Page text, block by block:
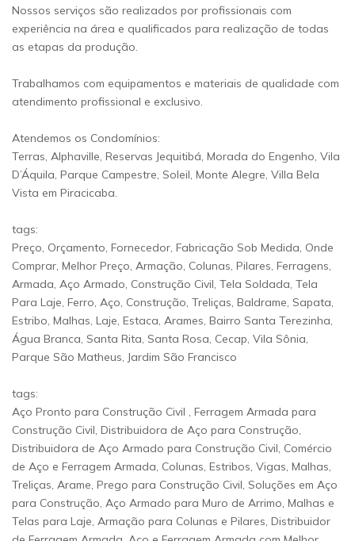
Nossos serviços são realizados por profissionais com
experiência na área e qualificados para realização de todas
as etapas da produção.
Trabalhamos com equipamentos e materiais de qualidade com
atendimento profissional e exclusivo.
Atendemos os Condomínios:
Terras, Alphaville, Reservas Jequitibá, Morada do Engenho, Vila
D’Áquila, Parque Campestre, Soleil, Monte Alegre, Villa Bela
Vista em Piracicaba.
tags:
Preço, Orçamento, Fornecedor, Fabricação Sob Medida, Onde
Comprar, Melhor Preço, Armação, Colunas, Pilares, Ferragens,
Armada, Aço Armado, Construção Civil, Tela Soldada, Tela
Para Laje, Ferro, Aço, Construção, Treliças, Baldrame, Sapata,
Estribo, Malhas, Laje, Estaca, Arames, Bairro Santa Terezinha,
Água Branca, Santa Rita, Santa Rosa, Cecap, Vila Sônia,
Parque São Matheus, Jardim São Francisco
tags:
Aço Pronto para Construção Civil , Ferragem Armada para
Construção Civil, Distribuidora de Aço para Construção,
Distribuidora de Aço Armado para Construção Civil, Comércio
de Aço e Ferragem Armada, Colunas, Estribos, Vigas, Malhas,
Treliças, Arame, Prego para Construção Civil, Soluções em Aço
para Construção, Aço Armado para Muro de Arrimo, Malhas e
Telas para Laje, Armação para Colunas e Pilares, Distribuidor